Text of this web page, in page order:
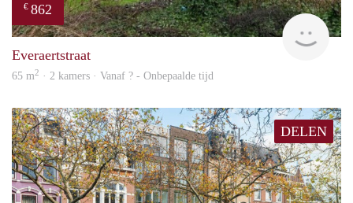
€ 862
Everaertstraat
65 m2 · 2 kamers · Vanaf ? - Onbepaalde tijd
DELEN